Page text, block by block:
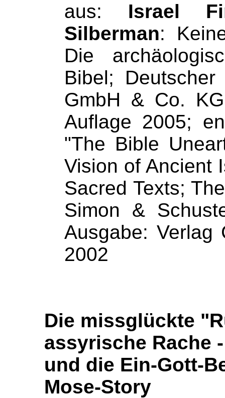
aus: Israel
Silberman:
Die
Bibel; Deutscher
GmbH & Co.
Auflage 2005;
"The Bible
Vision of Ancient
Sacred Texts;
Simon &
Ausgabe: Verlag
2002
Die missglückte
assyrische Rache
und die Ein-Gott-
Mose-Story